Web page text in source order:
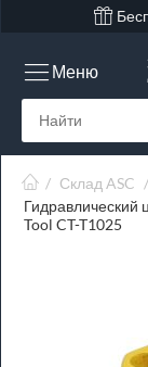
Меню
/ Склад ASC /
Гидравлический
Tool CT-T1025